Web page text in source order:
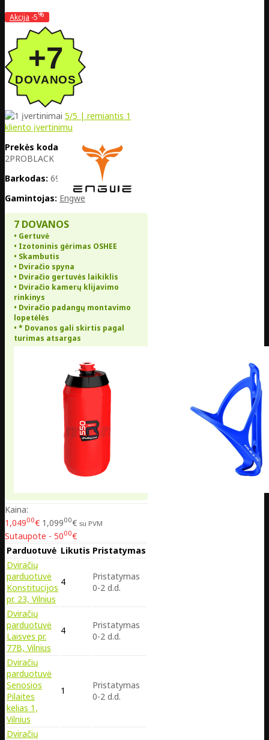
Akcija -5%
5/5 | remiantis 1
kliento įvertinimu
Prekės kodas:
PL05-EP-
2PROBLACK
Barkodas: 6975639440005
Gamintojas: Engwe
7 DOVANOS
• Gertuvė
• Izotoninis gėrimas OSHEE
• Skambutis
• Dviračio spyna
• Dviračio gertuvės laikiklis
• Dviračio kamerų klijavimo
rinkinys
• Dviračio padangų montavimo
lopetėlės
• * Dovanos gali skirtis pagal
turimas atsargas
Kaina:
1,04900€ 1,09900€ su PVM
Sutaupote - 5000€
Parduotuvė Likutis Pristatymas
Dviračių
parduotuvė
Konstitucijos
pr. 23, Vilnius
4
Pristatymas
0-2 d.d.
Dviračių
parduotuvė
Laisves pr.
77B, Vilnius
4
Pristatymas
0-2 d.d.
Dviračių
parduotuvė
Senosios
Pilaites
kelias 1,
Vilnius
1
Pristatymas
0-2 d.d.
Dviračių